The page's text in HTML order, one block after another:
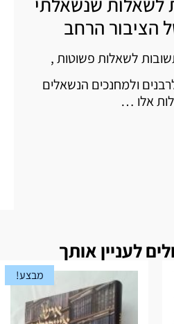
הציבור הרחב
לשאלות פשוטות ,
ולמחנכים הנשאלים
אלו …
לעניין אותך
מבצע!